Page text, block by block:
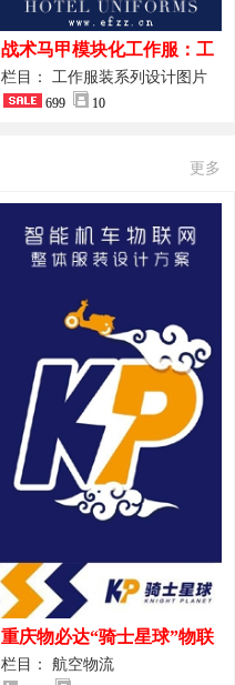
战术马甲模块化工作服：工
程巡检与设备调试岗位的多
功能收纳设计
栏目： 工作服装系列设计图片
699 10
更多
重庆物必达“骑士星球”物联
网派送人员服装设计案例
栏目： 航空物流